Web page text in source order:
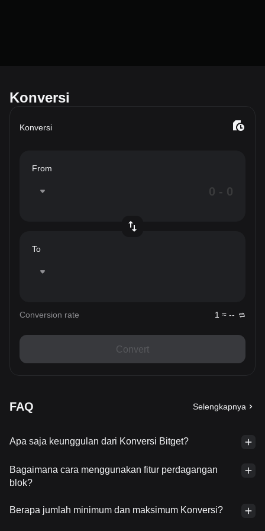
Konversi
Konversi
From
To
Conversion rate 1 ≈ --
Convert
FAQ Selengkapnya
Apa saja keunggulan dari Konversi Bitget?
Bagaimana cara menggunakan fitur perdagangan
blok?
Berapa jumlah minimum dan maksimum Konversi?